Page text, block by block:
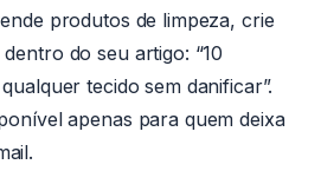
produtos de limpeza, crie
do seu artigo: “10
tecido sem danificar”.
apenas para quem deixa